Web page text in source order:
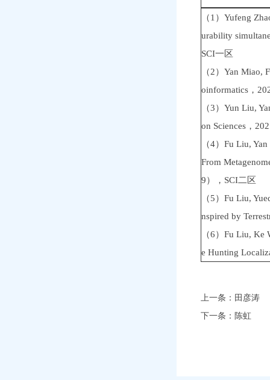
（1）Yufeng
urability
SCI一区
（2）Yan Miao,
oinformatics，
（3）Yun Liu,
on Sciences，
（4）Fu Liu,
From
9），SCI二区
（5）Fu Liu,
nspired by
（6）Fu Liu,
e Hunting
上一条： 田彦涛
下一条： 陈虹